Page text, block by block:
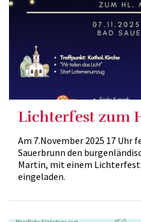
Lichterfest zum
Am 7.November 2025 17 Uhr
Sauerbrunn den
Martin, mit einem
eingeladen.